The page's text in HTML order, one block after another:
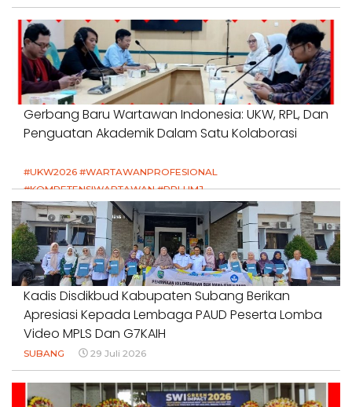
Gerbang Baru Wartawan Indonesia: UKW, RPL, Dan
Penguatan Akademik Dalam Satu Kolaborasi
#UKW2026 #WARTAWANPROFESIONAL
#KOMPETENSIWARTAWAN #RPLUMJ
#PENDIDIKANWARTAWAN #SWINASIONAL #SWIJABAR
1 Agustus 2026
Kadis Disdikbud Kabupaten Subang Berikan
Apresiasi Kepada Lembaga PAUD Peserta Lomba
Video MPLS Dan G7KAIH
SUBANG 29 Juli 2026